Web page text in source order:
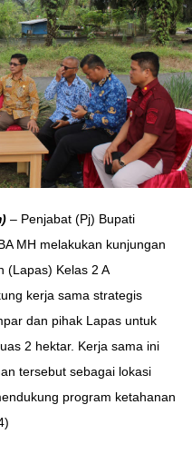
– Penjabat (Pj) Bupati
MH melakukan kunjungan
(Lapas) Kelas 2 A
kerja sama strategis
dan pihak Lapas untuk
2 hektar. Kerja sama ini
tersebut sebagai lokasi
program ketahanan